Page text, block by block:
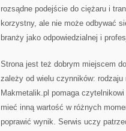
rozsądne podejście do ciężaru i
korzystny, ale nie może odbywać
branży jako odpowiedzialnej i
Strona jest też dobrym miejscem
zależy od wielu czynników:
Makmetalik.pl pomaga
mieć inną wartość w różnych
poprawić wynik. Serwis uczy